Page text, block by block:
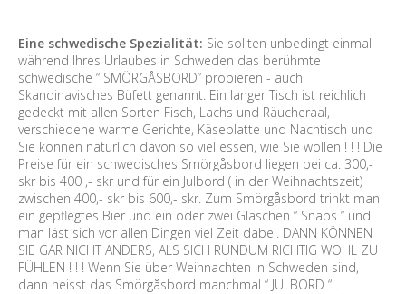
Eine schwedische Spezialität: Sie sollten unbedingt einmal
während Ihres Urlaubes in Schweden das berühmte
schwedische “ SMÖRGÅSBORD” probieren - auch
Skandinavisches Büfett genannt. Ein langer Tisch ist reichlich
gedeckt mit allen Sorten Fisch, Lachs und Räucheraal,
verschiedene warme Gerichte, Käseplatte und Nachtisch und
Sie können natürlich davon so viel essen, wie Sie wollen ! ! ! Die
Preise für ein schwedisches Smörgåsbord liegen bei ca. 300,-
skr bis 400 ,- skr und für ein Julbord ( in der Weihnachtszeit)
zwischen 400,- skr bis 600,- skr. Zum Smörgåsbord trinkt man
ein gepflegtes Bier und ein oder zwei Gläschen “ Snaps “ und
man läst sich vor allen Dingen viel Zeit dabei. DANN KÖNNEN
SIE GAR NICHT ANDERS, ALS SICH RUNDUM RICHTIG WOHL ZU
FÜHLEN ! ! ! Wenn Sie über Weihnachten in Schweden sind,
dann heisst das Smörgåsbord manchmal “ JULBORD “ .